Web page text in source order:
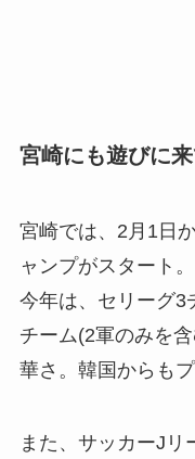
宮崎にも遊びに来
宮崎では、2月1日
ャンプがスタート。
今年は、セリーグ3
チーム(2軍のみを
華さ。韓国からも
また、サッカーJリ